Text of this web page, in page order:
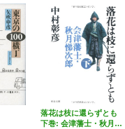
落花は枝に還らずとも
下巻: 会津藩士・秋月…